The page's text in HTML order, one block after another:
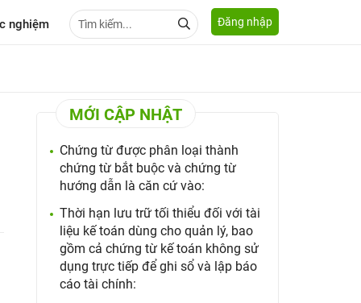
nghiệm Đăng nhập
MỚI CẬP NHẬT
Chứng từ được phân loại thành
chứng từ bắt buộc và chứng từ
hướng dẫn là căn cứ vào:
Thời hạn lưu trữ tối thiểu đối với tài
liệu kế toán dùng cho quản lý, bao
gồm cả chứng từ kế toán không sử
dụng trực tiếp để ghi sổ và lập báo
cáo tài chính: